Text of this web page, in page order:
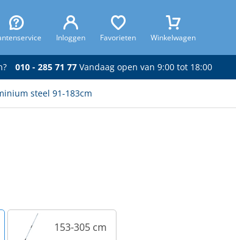
Inloggen Favorieten Winkelwagen
010 - 285 71 77Vandaag open van 9:00 tot 18:00
steel 91-183cm
153-305 cm